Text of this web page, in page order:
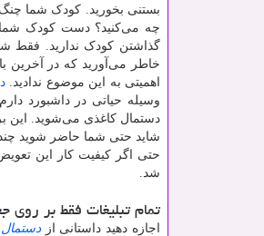
بستنی بخورید. کودک شما
چه می‌کنید؟ دست کودک شما
گذاشتن کودک ندارید. فقط
خاطر می‌آورید که در آخرین
اهمیتی به این موضوع ندادید.
وسیله حیاتی در داشبورد
دستمال کاغذی می‌شوید. این
شاید حتی شما حاضر شوید
حتی اگر کیفیت کار این
شد.
تمام تبلیغات فقط بر روی
اجازه دهید داستانی ازدستمال